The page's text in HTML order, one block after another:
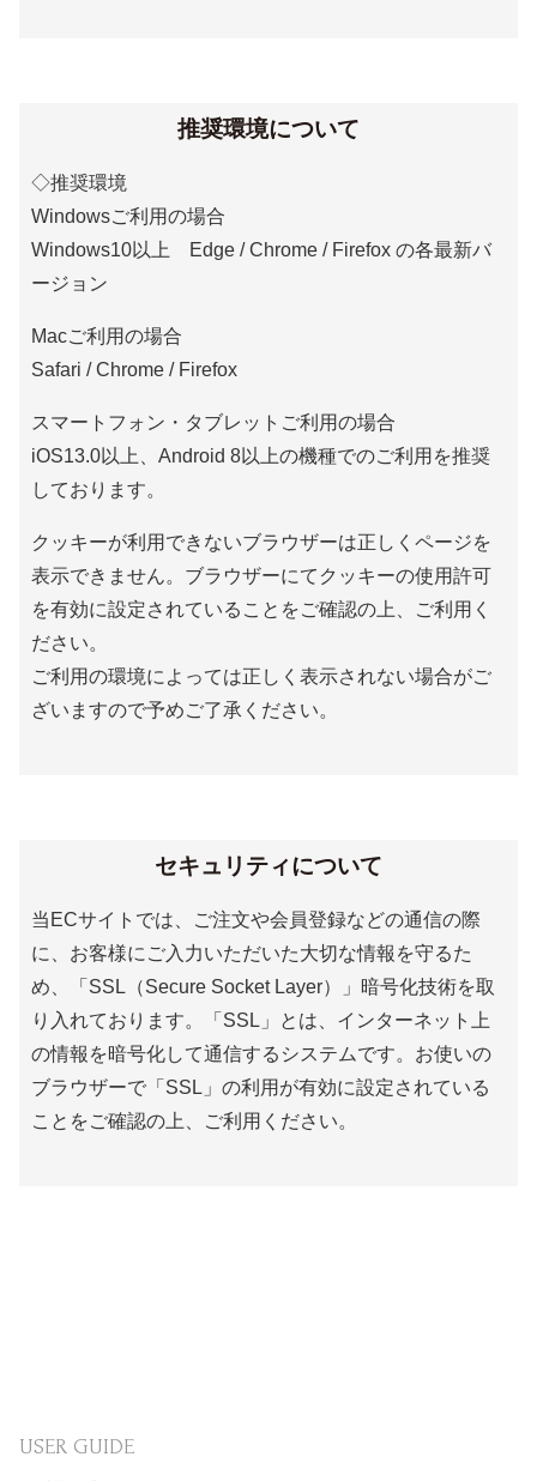
推奨環境について
◇推奨環境
Windowsご利用の場合
Windows10以上 Edge / Chrome / Firefox の各最新バ
ージョン
Macご利用の場合
Safari / Chrome / Firefox
スマートフォン・タブレットご利用の場合
iOS13.0以上、Android 8以上の機種でのご利用を推奨
しております。
クッキーが利用できないブラウザーは正しくページを
表示できません。ブラウザーにてクッキーの使用許可
を有効に設定されていることをご確認の上、ご利用く
ださい。
ご利用の環境によっては正しく表示されない場合がご
ざいますので予めご了承ください。
セキュリティについて
当ECサイトでは、ご注文や会員登録などの通信の際
に、お客様にご入力いただいた大切な情報を守るた
め、「SSL（Secure Socket Layer）」暗号化技術を取
り入れております。「SSL」とは、インターネット上
の情報を暗号化して通信するシステムです。お使いの
ブラウザーで「SSL」の利用が有効に設定されている
ことをご確認の上、ご利用ください。
USER GUIDE